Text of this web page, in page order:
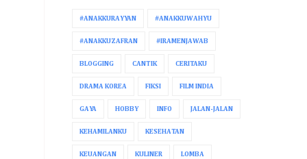
#ANAKKURAYYAN #ANAKKUWAHYU
#ANAKKUZAFRAN #IRAMENJAWAB
BLOGGING CANTIK CERITAKU
DRAMA KOREA FIKSI FILM INDIA
GAYA HOBBY INFO JALAN-JALAN
KEHAMILANKU KESEHATAN
KEUANGAN KULINER LOMBA